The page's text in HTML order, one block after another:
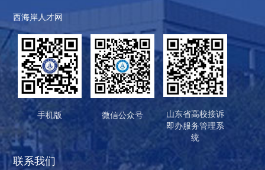
西海岸人才网
手机版 微信公众号
山东省高校接诉
即办服务管理系
统
联系我们